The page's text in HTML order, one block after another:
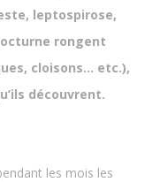
leptospirose,
rongent
cloisons… etc.),
découvrent.
les mois les